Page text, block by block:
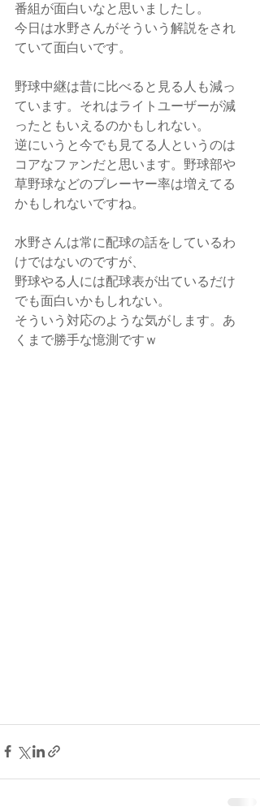
番組が面白いなと思いましたし。
今日は水野さんがそういう解説をされ
ていて面白いです。
野球中継は昔に比べると見る人も減っ
ています。それはライトユーザーが減
ったともいえるのかもしれない。
逆にいうと今でも見てる人というのは
コアなファンだと思います。野球部や
草野球などのプレーヤー率は増えてる
かもしれないですね。
水野さんは常に配球の話をしているわ
けではないのですが、
野球やる人には配球表が出ているだけ
でも面白いかもしれない。
そういう対応のような気がします。あ
くまで勝手な憶測ですｗ